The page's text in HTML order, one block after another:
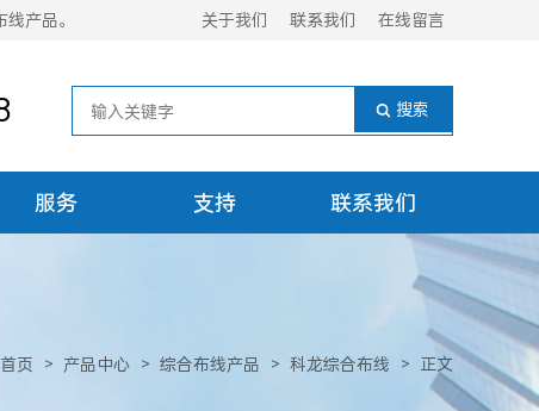
产品。 关于我们 联系我们 在线留言
服务 支持 联系我们
首页 > 产品中心 > 综合布线产品 > 科龙综合布线 > 正文